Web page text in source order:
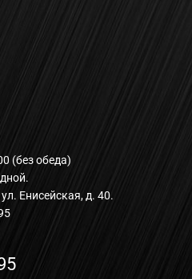
(без обеда)
Енисейская, д. 40.